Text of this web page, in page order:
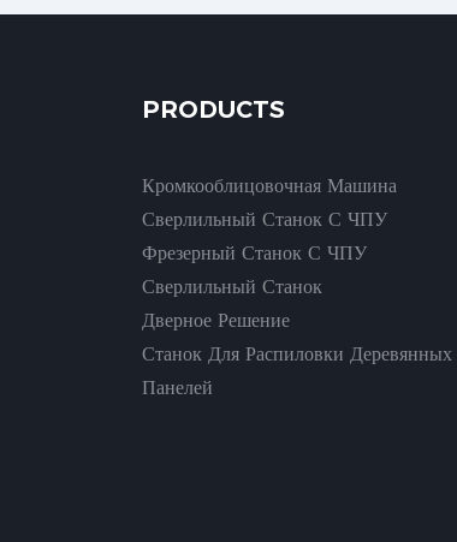
PRODUCTS
Кромкооблицовочная Машина
Сверлильный Станок С ЧПУ
Фрезерный Станок С ЧПУ
Сверлильный Станок
Дверное Решение
Станок Для Распиловки Деревянных
Панелей